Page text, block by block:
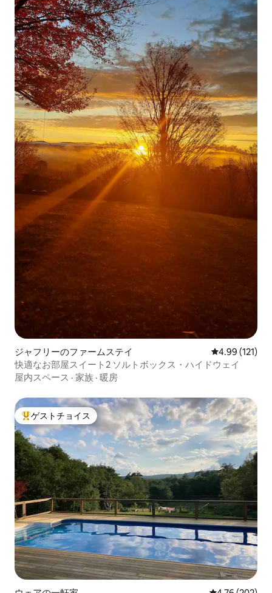
ジャフリーのファームステイ レビュー121
4.99 (121)
快適なお部屋スイート2 ソルトボックス・ハイドウェイ
屋内スペース · 家族 · 暖房
大好評のゲストチョイスです。
ゲストチョイス